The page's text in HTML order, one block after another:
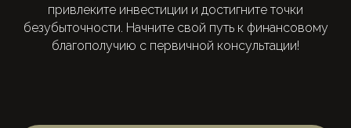
привлеките инвестиции и достигните точки
безубыточности. Начните свой путь к финансовому
благополучию с первичной консультации!